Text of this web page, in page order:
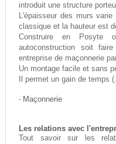
introduit une structure
L'épaisseur des murs
classique et la hauteur est
Construire en Posyte
autoconstruction soit
entreprise de maçonnerie
Un montage facile et sans
Il permet un gain de temps
- Maçonnerie
Les relations avec
Tout savoir sur les